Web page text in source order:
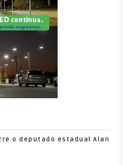
o deputado estadual Alan